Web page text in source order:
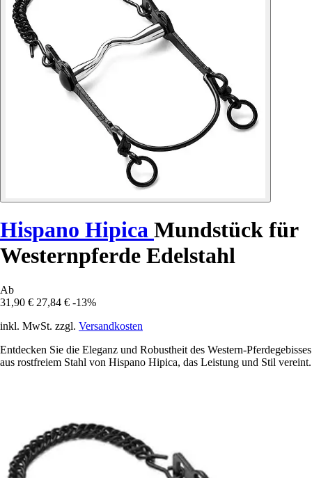
Hispano Hipica Mundstück für
Westernpferde Edelstahl
Ab
31,90 € 27,84 € -13%
inkl. MwSt. zzgl. Versandkosten
Entdecken Sie die Eleganz und Robustheit des Western-Pferdegebisses
aus rostfreiem Stahl von Hispano Hipica, das Leistung und Stil vereint.